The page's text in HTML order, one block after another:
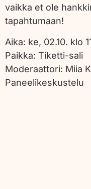
vaikka et ole
tapahtumaan!
Aika: ke, 02.10. klo
Paikka: Tiketti-sali
Moderaattori: Miia
Paneelikeskustelu